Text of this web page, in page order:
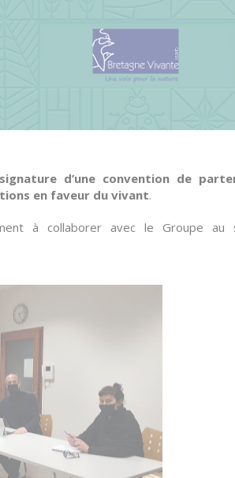
d’une convention de
en faveur du vivant.
à collaborer avec le Groupe au